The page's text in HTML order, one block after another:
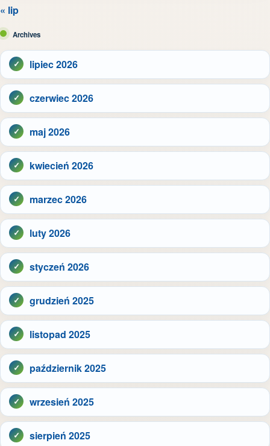
« lip
Archives
lipiec 2026
czerwiec 2026
maj 2026
kwiecień 2026
marzec 2026
luty 2026
styczeń 2026
grudzień 2025
listopad 2025
październik 2025
wrzesień 2025
sierpień 2025